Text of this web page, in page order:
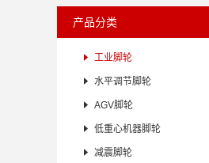
产品分类
 工业脚轮
 水平调节脚轮
 AGV脚轮
 低重心机器脚轮
 减震脚轮